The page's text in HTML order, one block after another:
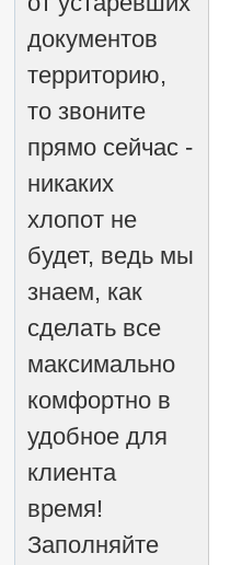
документов
территорию,
то звоните
прямо сейчас -
никаких
хлопот не
будет, ведь мы
знаем, как
сделать все
максимально
комфортно в
удобное для
клиента
время!
Заполняйте